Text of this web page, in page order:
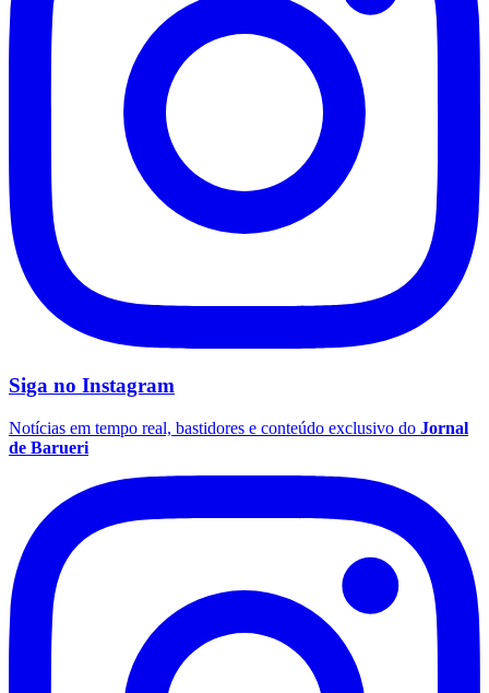
Botafogo
Siga no Instagram
Notícias em tempo real, bastidores e conteúdo exclusivo do Jornal
de Barueri